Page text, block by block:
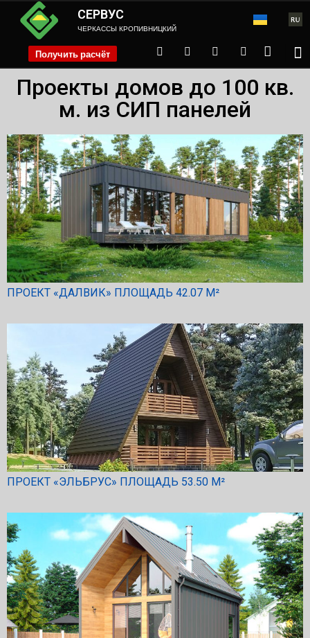
СЕРВУС
ЧЕРКАССЫ КРОПИВНИЦКИЙ
Получить расчёт phone
Проекты домов до 100 кв.
м. из СИП панелей
ПРОЕКТ «ДАЛВИК» ПЛОЩАДЬ 42.07 М²
ПРОЕКТ «ЭЛЬБРУС» ПЛОЩАДЬ 53.50 М²